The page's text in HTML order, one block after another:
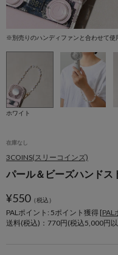
※別売りのハンディファンと合わせて使
ホワイト
在庫なし
3COINS(スリーコインズ)
パール＆ビーズハンドス
¥550（税込）
PALポイント: 5ポイント獲得 [PAL
送料(税込)：770円(税込5,000円